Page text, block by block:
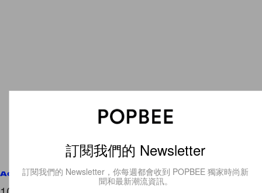
Accessories
訂閱我們的 Newsletter
訂閱我們的 Newsletter，你每週都會收到 POPBEE 獨家時尚新
聞和最新潮流資訊。